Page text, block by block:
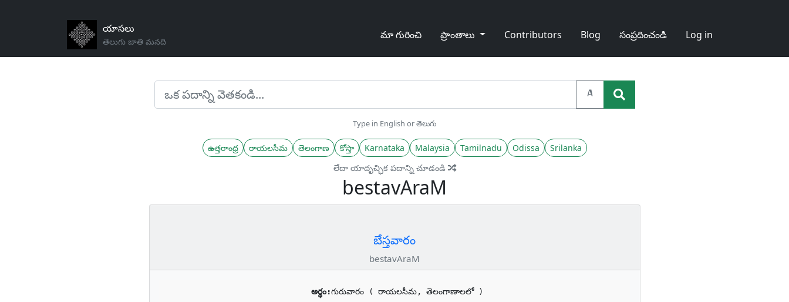
యాసలు
తెలుగు జాతి మనది
మా గురించి ప్రాంతాలు Contributors Blog సంప్రదించండి Log in
A
Type in English or తెలుగు
ఉత్తరాంధ్ర రాయలసీమ తెలంగాణ కోస్తా Karnataka Malaysia Tamilnadu Odissa
Srilanka
లేదా యాదృచ్ఛిక పదాన్ని చూడండి
bestavAraM
బేస్తవారం
bestavAraM
అర్థం:గురువారం ( రాయలసీమ, తెలంగాణాలలో )